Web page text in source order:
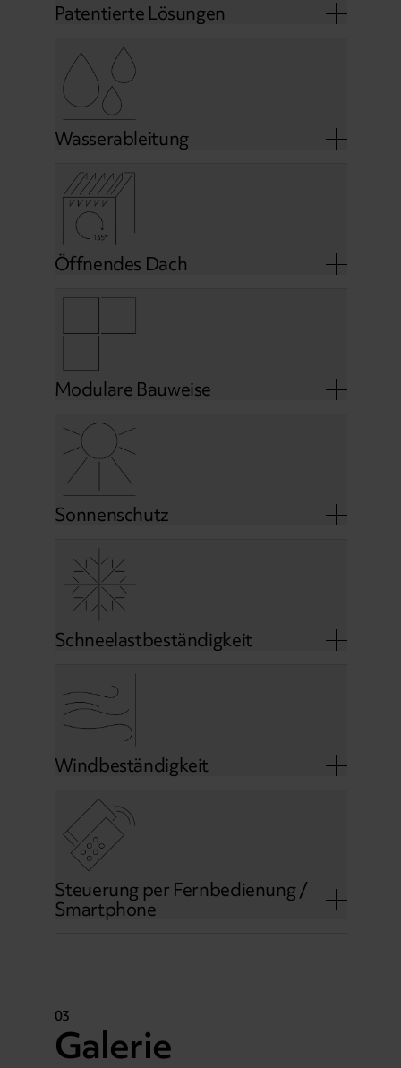
Patentierte Lösungen
Wasserableitung
Öffnendes Dach
Modulare Bauweise
Sonnenschutz
Schneelastbeständigkeit
Windbeständigkeit
Steuerung per Fernbedienung /
Smartphone
03
Galerie